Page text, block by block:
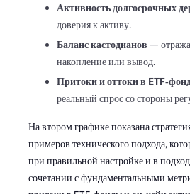
Активность долгосрочных
доверия к активу.
Баланс кастодианов —
накопление или вывод.
Притоки и оттоки в
реальный спрос со стороны
На втором графике показана
примеров технического подхода,
при правильной настройке и в
сочетании с фундаментальными